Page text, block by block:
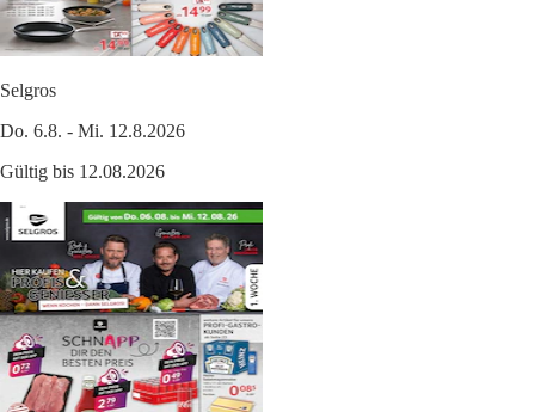
Selgros
Do. 6.8. - Mi. 12.8.2026
Gültig bis 12.08.2026